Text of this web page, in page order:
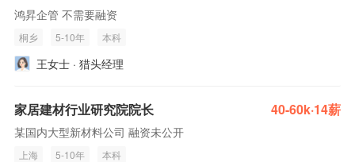
鸿昇企管 不需要融资
桐乡 5-10年 本科
王女士 · 猎头经理
家居建材行业研究院院长 40-60k·14薪
某国内大型新材料公司 融资未公开
上海 5-10年 本科